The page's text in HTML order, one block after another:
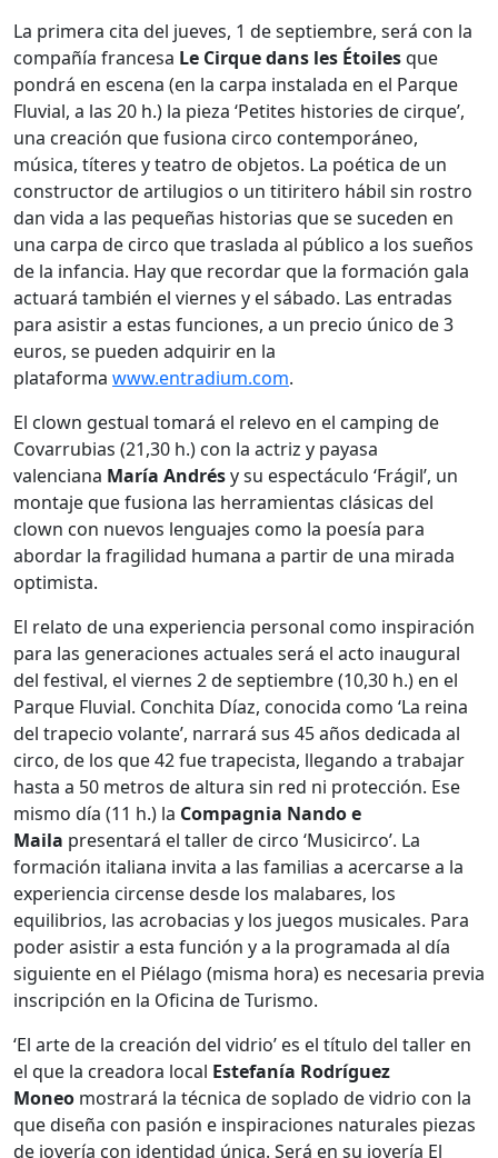
La primera cita del jueves, 1 de septiembre, será con la
compañía francesa Le Cirque dans les Étoilesque
pondrá en escena (en la carpa instalada en el Parque
Fluvial, a las 20 h.) la pieza ‘Petites histories de cirque’,
una creación que fusiona circo contemporáneo,
música, títeres y teatro de objetos. La poética de un
constructor de artilugios o un titiritero hábil sin rostro
dan vida a las pequeñas historias que se suceden en
una carpa de circo que traslada al público a los sueños
de la infancia. Hay que recordar que la formación gala
actuará también el viernes y el sábado. Las entradas
para asistir a estas funciones, a un precio único de 3
euros, se pueden adquirir en la
plataforma www.entradium.com.
El clown gestual tomará el relevo en el camping de
Covarrubias (21,30 h.) con la actriz y payasa
valenciana María Andrésy su espectáculo ‘Frágil’, un
montaje que fusiona las herramientas clásicas del
clown con nuevos lenguajes como la poesía para
abordar la fragilidad humana a partir de una mirada
optimista.
El relato de una experiencia personal como inspiración
para las generaciones actuales será el acto inaugural
del festival, el viernes 2 de septiembre (10,30 h.) en el
Parque Fluvial. Conchita Díaz, conocida como ‘La reina
del trapecio volante’, narrará sus 45 años dedicada al
circo, de los que 42 fue trapecista, llegando a trabajar
hasta a 50 metros de altura sin red ni protección. Ese
mismo día (11 h.) la Compagnia Nando e
Maila presentará el taller de circo ‘Musicirco’. La
formación italiana invita a las familias a acercarse a la
experiencia circense desde los malabares, los
equilibrios, las acrobacias y los juegos musicales. Para
poder asistir a esta función y a la programada al día
siguiente en el Piélago (misma hora) es necesaria previa
inscripción en la Oficina de Turismo.
‘El arte de la creación del vidrio’ es el título del taller en
el que la creadora local Estefanía Rodríguez
Moneo mostrará la técnica de soplado de vidrio con la
que diseña con pasión e inspiraciones naturales piezas
de joyería con identidad única. Será en su joyería El